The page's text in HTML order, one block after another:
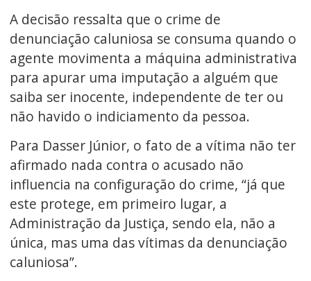
A decisão ressalta que o crime de
denunciação caluniosa se consuma quando o
agente movimenta a máquina administrativa
para apurar uma imputação a alguém que
saiba ser inocente, independente de ter ou
não havido o indiciamento da pessoa.
Para Dasser Júnior, o fato de a vítima não ter
afirmado nada contra o acusado não
influencia na configuração do crime, “já que
este protege, em primeiro lugar, a
Administração da Justiça, sendo ela, não a
única, mas uma das vítimas da denunciação
caluniosa”.